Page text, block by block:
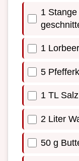
1
1
5
1 TL Salz
2 Liter
50 g